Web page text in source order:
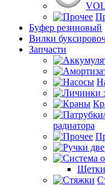
Буфер резиновый
Вилки
Запчасти
радиатора
Щетки